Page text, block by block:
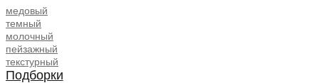
медовый
темный
молочный
пейзажный
текстурный
Подборки